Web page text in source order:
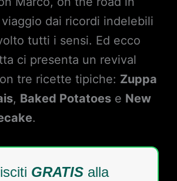
dai ricordi indelebili
tutti i sensi. Ed ecco
ci presenta un revival
tre ricette tipiche: Zuppa
, Baked Potatoese New
.
GRATISalla